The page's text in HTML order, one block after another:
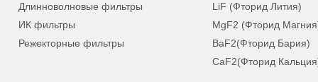
Длинноволновые фильтры
ИК фильтры
Режекторные фильтры
LiF (Фторид Лития)
MgF2 (Фторид
BaF2(Фторид Бария)
CaF2(Фторид